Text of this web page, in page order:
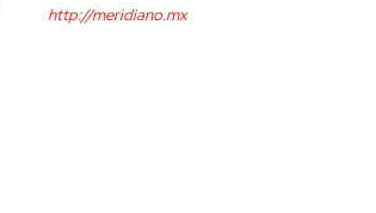
http://meridiano.mx